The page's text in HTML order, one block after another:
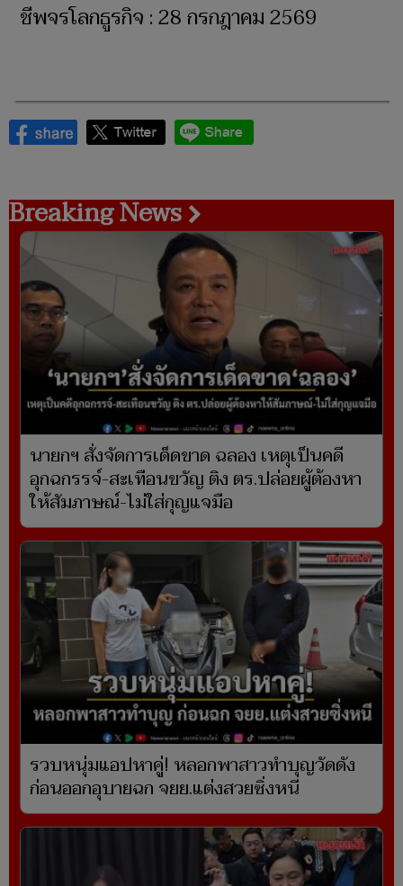
ชีพจรโลกธูรกิจ : 28 กรกฎาคม 2569
Breaking News
นายกฯ สั่งจัดการเด็ดขาด ฉลอง เหตุเป็นคดี
อุกฉกรรจ์-สะเทือนขวัญ ติง ตร.ปล่อยผู้ต้องหา
ให้สัมภาษณ์-ไม่ใส่กุญแจมือ
รวบหนุ่มแอปหาคู่! หลอกพาสาวทำบุญวัดดัง
ก่อนออกอุบายฉก จยย.แต่งสวยซิ่งหนี